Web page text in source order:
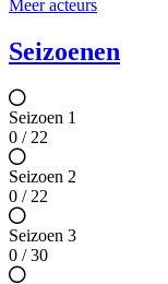
Meer acteurs
Seizoenen
Seizoen 1
0 / 22
Seizoen 2
0 / 22
Seizoen 3
0 / 30